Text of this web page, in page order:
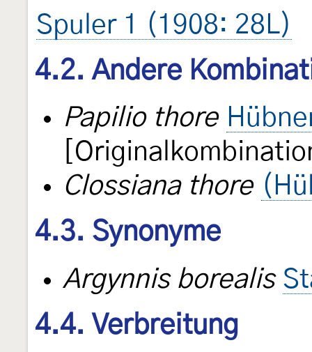
Spuler 1 (1908: 28L)
4.2. Andere
Papilio thore
Clossiana thore
4.3. Synonyme
Argynnis borealis
4.4. Verbreitung